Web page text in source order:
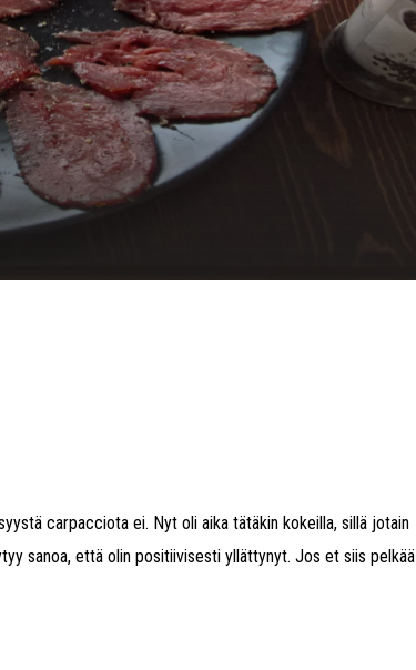
carpacciota ei. Nyt oli aika tätäkin kokeilla, sillä jotain
sanoa, että olin positiivisesti yllättynyt. Jos et siis pelkää